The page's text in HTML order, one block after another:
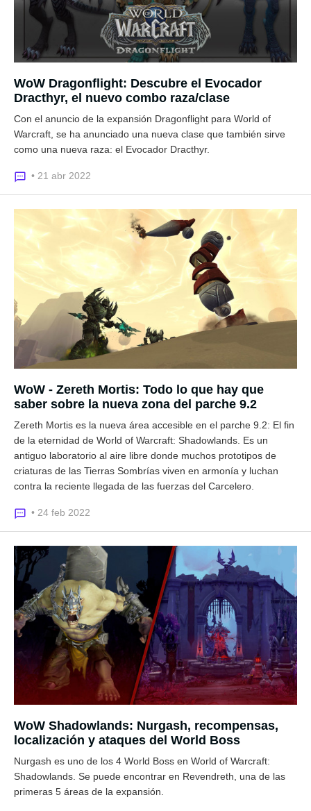
WoW Dragonflight: Descubre el Evocador
Dracthyr, el nuevo combo raza/clase
Con el anuncio de la expansión Dragonflight para World of
Warcraft, se ha anunciado una nueva clase que también sirve
como una nueva raza: el Evocador Dracthyr.
• 21 abr 2022
WoW - Zereth Mortis: Todo lo que hay que
saber sobre la nueva zona del parche 9.2
Zereth Mortis es la nueva área accesible en el parche 9.2: El fin
de la eternidad de World of Warcraft: Shadowlands. Es un
antiguo laboratorio al aire libre donde muchos prototipos de
criaturas de las Tierras Sombrías viven en armonía y luchan
contra la reciente llegada de las fuerzas del Carcelero.
• 24 feb 2022
WoW Shadowlands: Nurgash, recompensas,
localización y ataques del World Boss
Nurgash es uno de los 4 World Boss en World of Warcraft:
Shadowlands. Se puede encontrar en Revendreth, una de las
primeras 5 áreas de la expansión.